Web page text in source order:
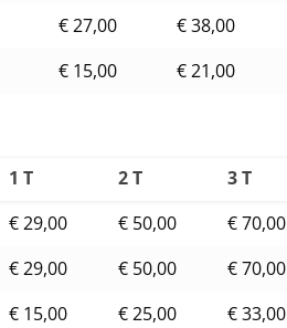
€ 27,00 € 38,00
€ 15,00 € 21,00
1 T 2 T 3 T
€ 29,00 € 50,00 € 70,00
€ 29,00 € 50,00 € 70,00
€ 15,00 € 25,00 € 33,00